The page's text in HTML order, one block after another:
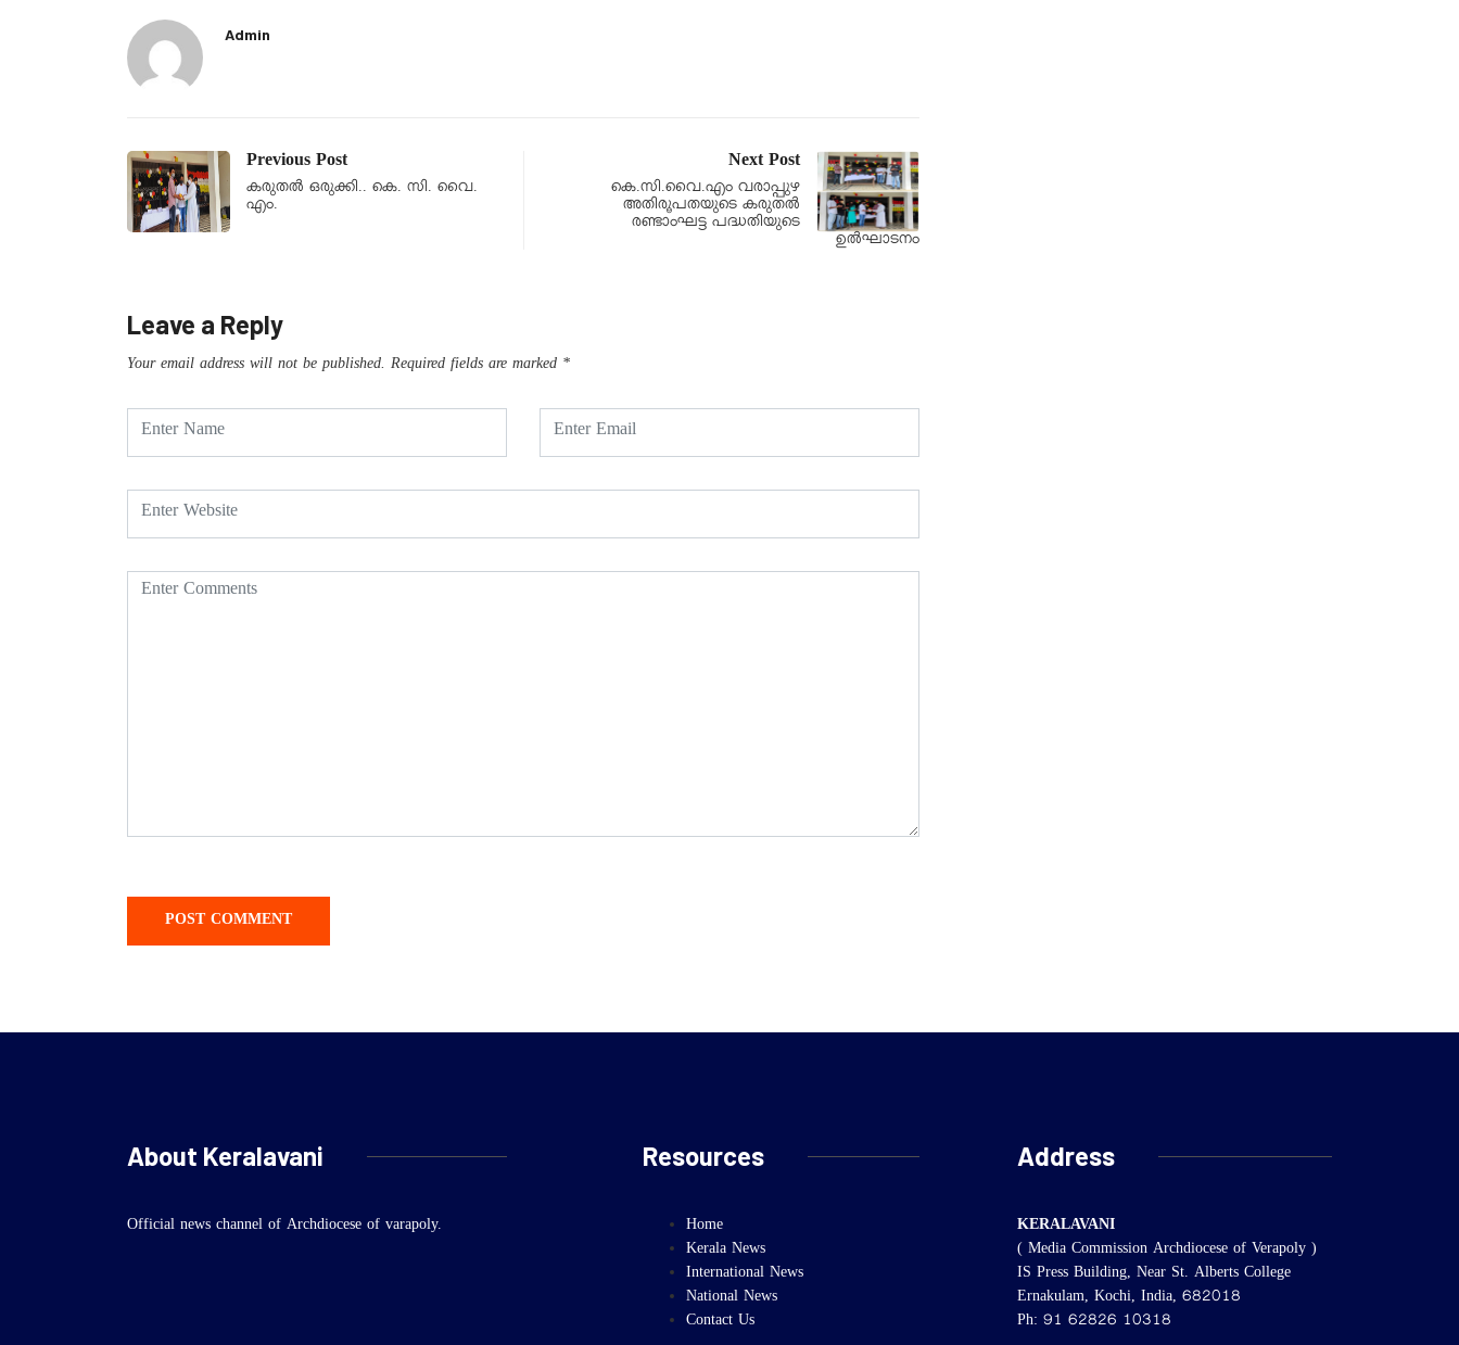
Admin
Previous Post
കരുതൽ ഒരുക്കി.. കെ. സി. വൈ.
എം.
Next Post
കെ.സി.വൈ.എം വരാപ്പുഴ
അതിരൂപതയുടെ കരുതൽ
രണ്ടാംഘട്ട പദ്ധതിയുടെ
ഉൽഘാടനം
Leave a Reply
Your email address will not be published. Required fields are marked *
About Keralavani
Official news channel of Archdiocese of varapoly.
Resources
Home
Kerala News
International News
National News
Contact Us
Address
KERALAVANI
( Media Commission Archdiocese of Verapoly )
IS Press Building, Near St. Alberts College
Ernakulam, Kochi, India, 682018
Ph: 91 62826 10318